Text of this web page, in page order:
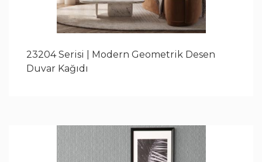
23204 Serisi | Modern Geometrik Desen
Duvar Kağıdı